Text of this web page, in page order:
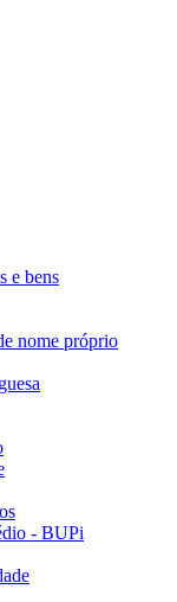
e bens
nome próprio
- BUPi